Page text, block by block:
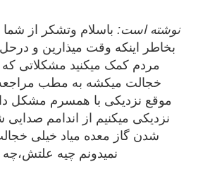
mmonaa نوشته است: باسلام وتشکر از شما
بخاطر اینکه وقت میذارین و
مردم کمک میکنید مشکلاتی
خجالت میکشه به مطب
موقع نزدیکی با همسرم مشکل
نزدیکی میکنیم از اندامم صدایی
شدن گاز معده میاد خیلی
نمیدونم چیه علتش،چه